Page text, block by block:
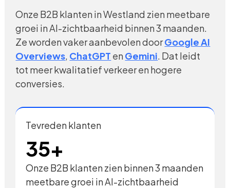
Onze B2B klanten in Westland zien meetbare
groei in AI-zichtbaarheid binnen 3 maanden.
Ze worden vaker aanbevolen doorGoogle AI
Overviews, ChatGPT en Gemini. Dat leidt
tot meer kwalitatief verkeer en hogere
conversies.
Tevreden klanten
35+
Onze B2B klanten zien binnen 3 maanden
meetbare groei in AI-zichtbaarheid